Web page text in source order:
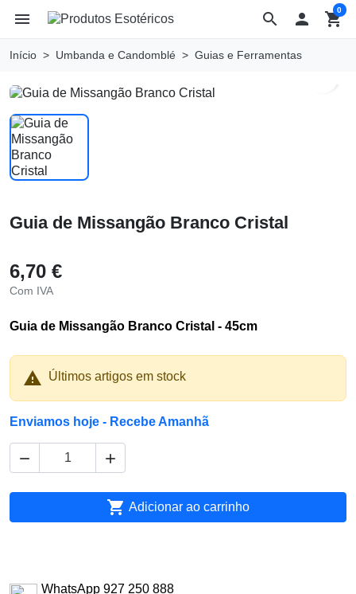
search
menu  shopping_cart
0
Início Umbanda e Candomblé Guias e Ferramentas
Guia de Missangão Branco Cristal
6,70 €
Com IVA
Guia de Missangão Branco Cristal - 45cm
 Últimos artigos em stock
Enviamos hoje - Recebe Amanhã
 
 Adicionar ao carrinho
WhatsApp 927 250 888